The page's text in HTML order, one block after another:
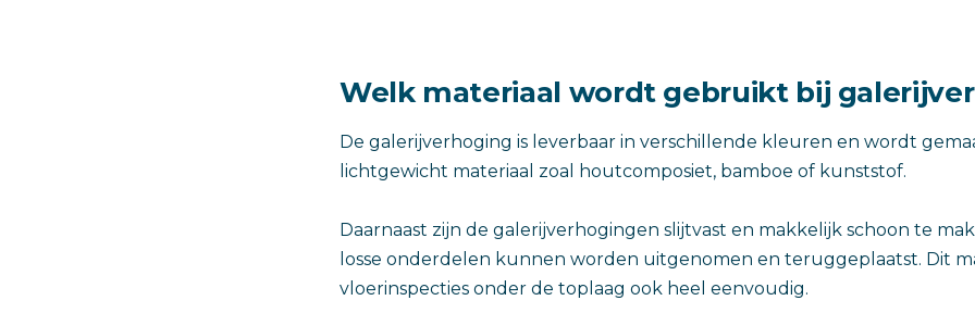
Welk materiaal wordt gebruikt bij
De galerijverhoging is leverbaar in verschillende kleuren en wordt
lichtgewicht materiaal zoal houtcomposiet, bamboe of kunststof.
Daarnaast zijn de galerijverhogingen slijtvast en makkelijk schoon te
losse onderdelen kunnen worden uitgenomen en teruggeplaatst. Dit
vloerinspecties onder de toplaag ook heel eenvoudig.